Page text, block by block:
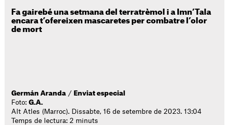
Fa gairebé una setmana del terratrèmol i a Imn’Tala
encara t’ofereixen mascaretes per combatre l’olor
de mort
Germán Aranda / Enviat especial
Foto:G.A.
Alt Atles (Marroc). Dissabte, 16 de setembre de 2023. 13:04
Temps de lectura: 2 minuts